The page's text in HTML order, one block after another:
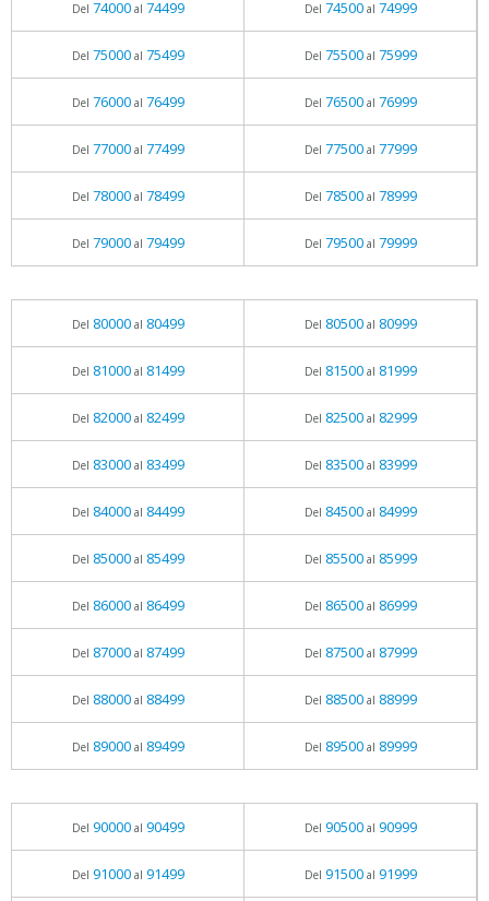
Del 74000al 74499 Del 74500al 74999
Del 75000al 75499 Del 75500al 75999
Del 76000al 76499 Del 76500al 76999
Del 77000al 77499 Del 77500al 77999
Del 78000al 78499 Del 78500al 78999
Del 79000al 79499 Del 79500al 79999
Del 80000al 80499 Del 80500al 80999
Del 81000al 81499 Del 81500al 81999
Del 82000al 82499 Del 82500al 82999
Del 83000al 83499 Del 83500al 83999
Del 84000al 84499 Del 84500al 84999
Del 85000al 85499 Del 85500al 85999
Del 86000al 86499 Del 86500al 86999
Del 87000al 87499 Del 87500al 87999
Del 88000al 88499 Del 88500al 88999
Del 89000al 89499 Del 89500al 89999
Del 90000al 90499 Del 90500al 90999
Del 91000al 91499 Del 91500al 91999